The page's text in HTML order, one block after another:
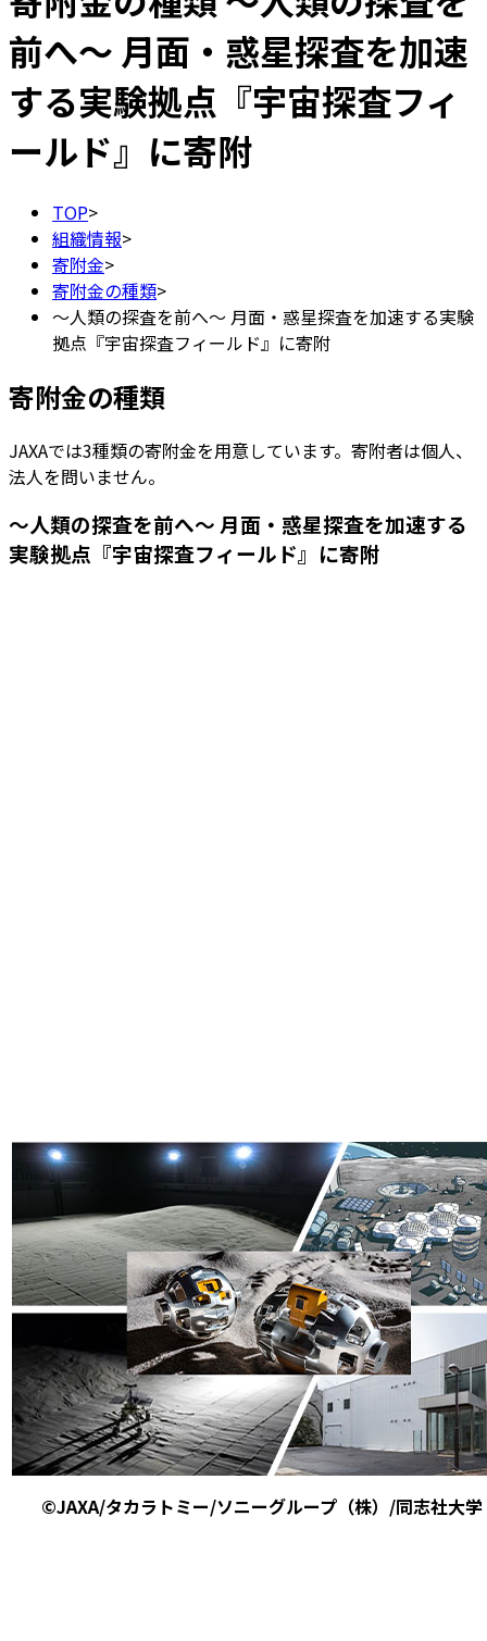
前へ～ 月面・惑星探査を加速
する実験拠点『宇宙探査フィ
ールド』に寄附
TOP>
組織情報>
寄附金>
寄附金の種類>
～人類の探査を前へ～ 月面・惑星探査を加速する実験
拠点『宇宙探査フィールド』に寄附
寄附金の種類
JAXAでは3種類の寄附金を用意しています。寄附者は個人、
法人を問いません。
～人類の探査を前へ～ 月面・惑星探査を加速する
実験拠点『宇宙探査フィールド』に寄附
©JAXA/タカラトミー/ソニーグループ（株）/同志社大学